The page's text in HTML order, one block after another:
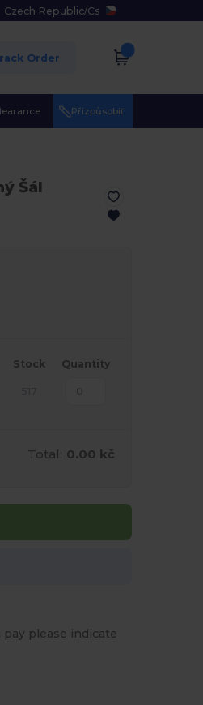
Czech Republic/Cs
Order
Přizpůsobit!
Šál
Stock Quantity
Total: 0.00 kč
pay please indicate